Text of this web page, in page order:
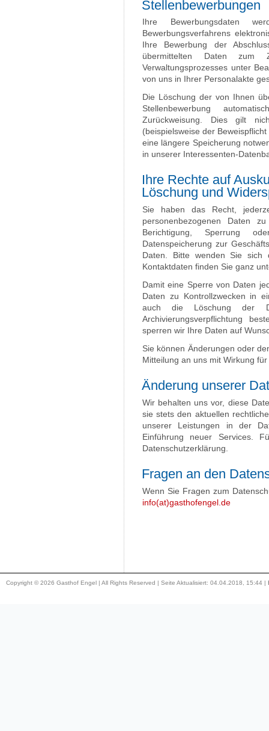
Stellenbewerbungen
Ihre Bewerbungsdaten
Bewerbungsverfahrens
Ihre Bewerbung der
übermittelten Daten zum
Verwaltungsprozesses unter
von uns in Ihrer Personalakte
Die Löschung der von Ihnen
Stellenbewerbung
Zurückweisung. Dies gilt
(beispielsweise der
eine längere Speicherung
in unserer Interessenten-
Ihre Rechte auf
Löschung und
Sie haben das Recht,
personenbezogenen Daten
Berichtigung, Sperrung
Datenspeicherung zur
Daten. Bitte wenden Sie sich
Kontaktdaten finden Sie ganz
Damit eine Sperre von Daten
Daten zu Kontrollzwecken in
auch die Löschung der
Archivierungsverpflichtung
sperren wir Ihre Daten auf
Sie können Änderungen oder
Mitteilung an uns mit Wirkung
Änderung unserer
Wir behalten uns vor, diese
sie stets den aktuellen
unserer Leistungen in der
Einführung neuer Services.
Datenschutzerklärung.
Fragen an den
Wenn Sie Fragen zum
info(at)gasthofengel.de
Copyright © 2026 Gasthof Engel | All Rights Reserved | Seite Aktualisiert: 04.04.2018, 15:44 |